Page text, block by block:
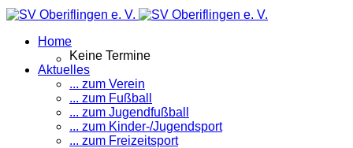
Home
Keine Termine
Aktuelles
... zum Verein
... zum Fußball
... zum Jugendfußball
... zum Kinder-/Jugendsport
... zum Freizeitsport